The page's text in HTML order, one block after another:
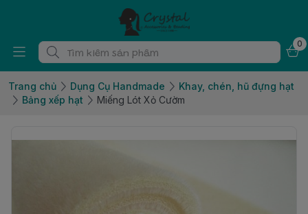
0
Trang chủ Dụng Cụ Handmade
Khay, chén, hũ đựng hạt
Bảng xếp hạt
Miếng Lót Xỏ Cườm